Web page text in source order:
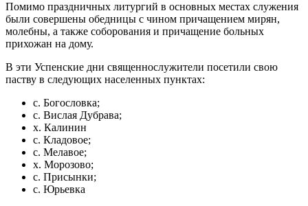
Помимо праздничных литургий в основных местах служения
были совершены обедницы с чином причащением мирян,
молебны, а также соборования и причащение больных
прихожан на дому.
В эти Успенские дни священнослужители посетили свою
паству в следующих населенных пунктах:
с. Богословка;
с. Вислая Дубрава;
х. Калинин
с. Кладовое;
с. Мелавое;
х. Морозово;
с. Присынки;
с. Юрьевка